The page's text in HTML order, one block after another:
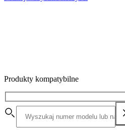
Produkty kompatybilne